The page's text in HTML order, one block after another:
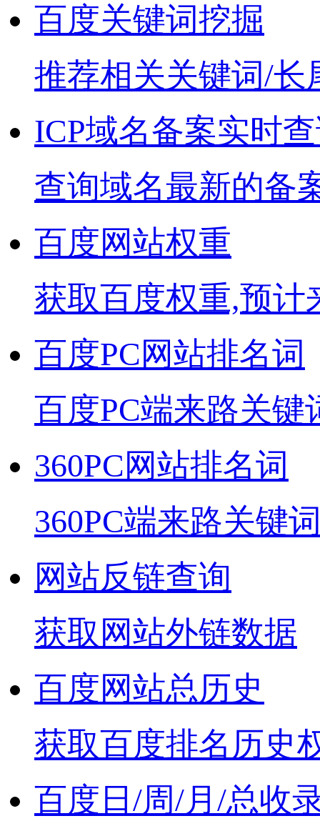
百度关键词挖掘
推荐相关关键词/长
ICP域名备案实时
查询域名最新的备
百度网站权重
获取百度权重,预计
百度PC网站排名词
百度PC端来路关键
360PC网站排名词
360PC端来路关键
网站反链查询
获取网站外链数据
百度网站总历史
获取百度排名历史
百度日/周/月/总收